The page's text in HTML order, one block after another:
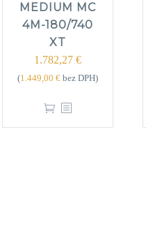
MEDIUM MC
4M-180/740
XT
1.782,27 €
(1.449,00 € bez DPH)